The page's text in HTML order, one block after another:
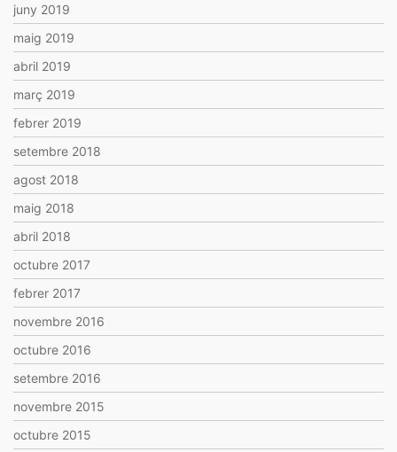
juny 2019
maig 2019
abril 2019
març 2019
febrer 2019
setembre 2018
agost 2018
maig 2018
abril 2018
octubre 2017
febrer 2017
novembre 2016
octubre 2016
setembre 2016
novembre 2015
octubre 2015